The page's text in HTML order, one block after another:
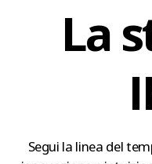
La
Segui la linea del